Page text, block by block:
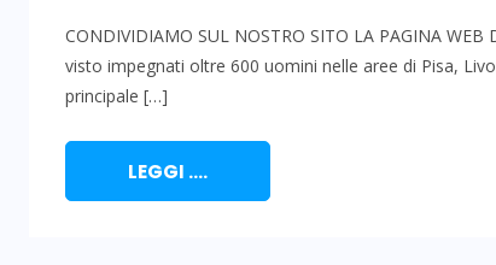
CONDIVIDIAMO SUL NOSTRO SITO LA PAGINA WEB
visto impegnati oltre 600 uomini nelle aree di Pisa,
principale […]
LEGGI ....